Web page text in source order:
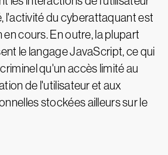
l'activité du cyberattaquant est
en cours. En outre, la plupart
le langage JavaScript, ce qui
qu'un accès limité au
de l'utilisateur et aux
stockées ailleurs sur le